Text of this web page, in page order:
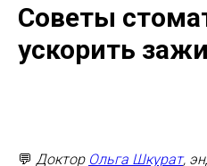
Советы
ускорить
💬 Доктор Ольга Шкурат,